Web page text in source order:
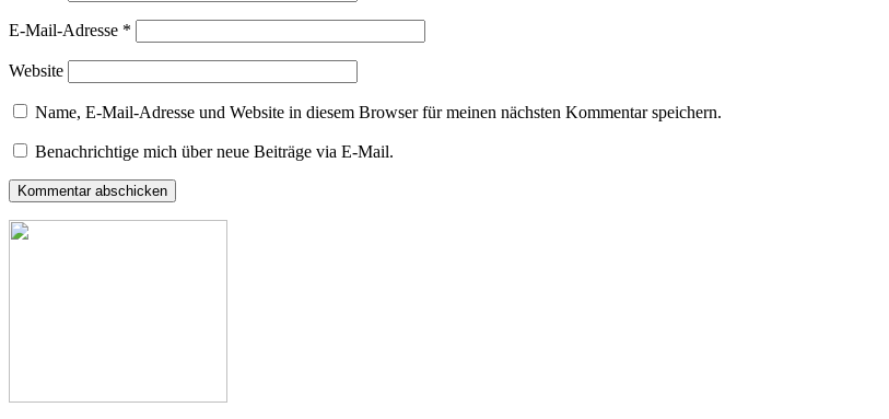
E-Mail-Adresse *
Website
Name, E-Mail-Adresse und Website in diesem Browser für meinen nächsten Kommentar speichern.
Benachrichtige mich über neue Beiträge via E-Mail.